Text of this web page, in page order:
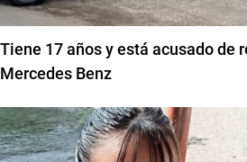
Tiene 17 años y está acusado de
Mercedes Benz